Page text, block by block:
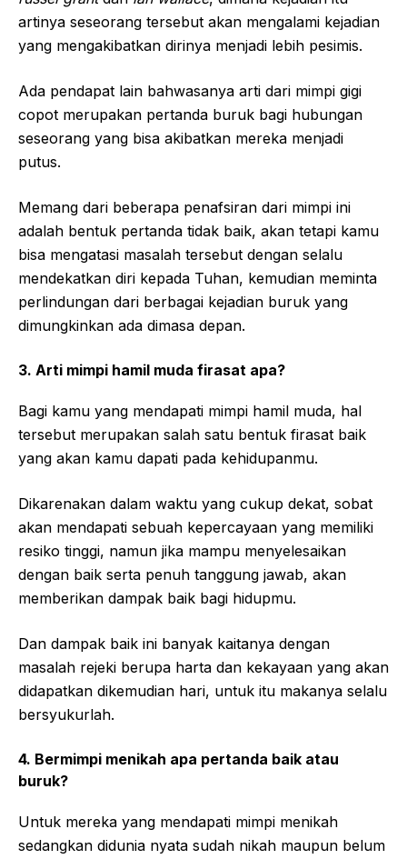
artinya seseorang tersebut akan mengalami kejadian
yang mengakibatkan dirinya menjadi lebih pesimis.
Ada pendapat lain bahwasanya arti dari mimpi gigi
copot merupakan pertanda buruk bagi hubungan
seseorang yang bisa akibatkan mereka menjadi
putus.
Memang dari beberapa penafsiran dari mimpi ini
adalah bentuk pertanda tidak baik, akan tetapi kamu
bisa mengatasi masalah tersebut dengan selalu
mendekatkan diri kepada Tuhan, kemudian meminta
perlindungan dari berbagai kejadian buruk yang
dimungkinkan ada dimasa depan.
3. Arti mimpi hamil muda firasat apa?
Bagi kamu yang mendapati mimpi hamil muda, hal
tersebut merupakan salah satu bentuk firasat baik
yang akan kamu dapati pada kehidupanmu.
Dikarenakan dalam waktu yang cukup dekat, sobat
akan mendapati sebuah kepercayaan yang memiliki
resiko tinggi, namun jika mampu menyelesaikan
dengan baik serta penuh tanggung jawab, akan
memberikan dampak baik bagi hidupmu.
Dan dampak baik ini banyak kaitanya dengan
masalah rejeki berupa harta dan kekayaan yang akan
didapatkan dikemudian hari, untuk itu makanya selalu
bersyukurlah.
4. Bermimpi menikah apa pertanda baik atau
buruk?
Untuk mereka yang mendapati mimpi menikah
sedangkan didunia nyata sudah nikah maupun belum